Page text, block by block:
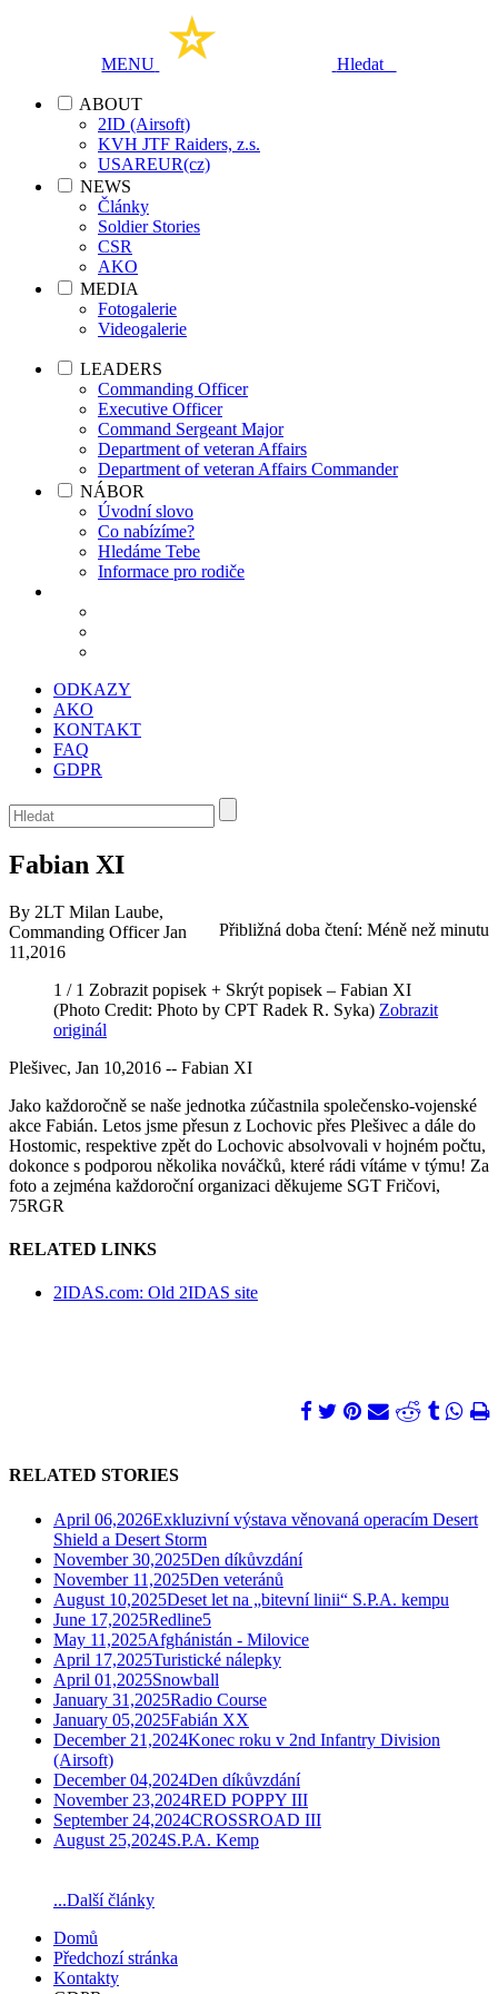
MENU Hledat
ABOUT
2ID (Airsoft)
KVH JTF Raiders, z.s.
USAREUR(cz)
NEWS
Články
Soldier Stories
CSR
AKO
MEDIA
Fotogalerie
Videogalerie
LEADERS
Commanding Officer
Executive Officer
Command Sergeant Major
Department of veteran Affairs
Department of veteran Affairs Commander
NÁBOR
Úvodní slovo
Co nabízíme?
Hledáme Tebe
Informace pro rodiče
ODKAZY
AKO
KONTAKT
FAQ
GDPR
Fabian XI
Přibližná doba čtení: Méně než minutu
By 2LT Milan Laube,
Commanding OfficerJan
11,2016
1 / 1 Zobrazit popisek + Skrýt popisek – Fabian XI
(Photo Credit: Photo by CPT Radek R. Syka) Zobrazit
originál
Plešivec, Jan 10,2016 -- Fabian XI
Jako každoročně se naše jednotka zúčastnila společensko-vojenské
akce Fabián. Letos jsme přesun z Lochovic přes Plešivec a dále do
Hostomic, respektive zpět do Lochovic absolvovali v hojném počtu,
dokonce s podporou několika nováčků, které rádi vítáme v týmu! Za
foto a zejména každoroční organizaci děkujeme SGT Fričovi,
75RGR
RELATED LINKS
2IDAS.com: Old 2IDAS site
RELATED STORIES
April 06,2026Exkluzivní výstava věnovaná operacím Desert
Shield a Desert Storm
November 30,2025Den díkůvzdání
November 11,2025Den veteránů
August 10,2025Deset let na „bitevní linii“ S.P.A. kempu
June 17,2025Redline5
May 11,2025Afghánistán - Milovice
April 17,2025Turistické nálepky
April 01,2025Snowball
January 31,2025Radio Course
January 05,2025Fabián XX
December 21,2024Konec roku v 2nd Infantry Division
(Airsoft)
December 04,2024Den díkůvzdání
November 23,2024RED POPPY III
September 24,2024CROSSROAD III
August 25,2024S.P.A. Kemp
...Další články
Domů
Předchozí stránka
Kontakty